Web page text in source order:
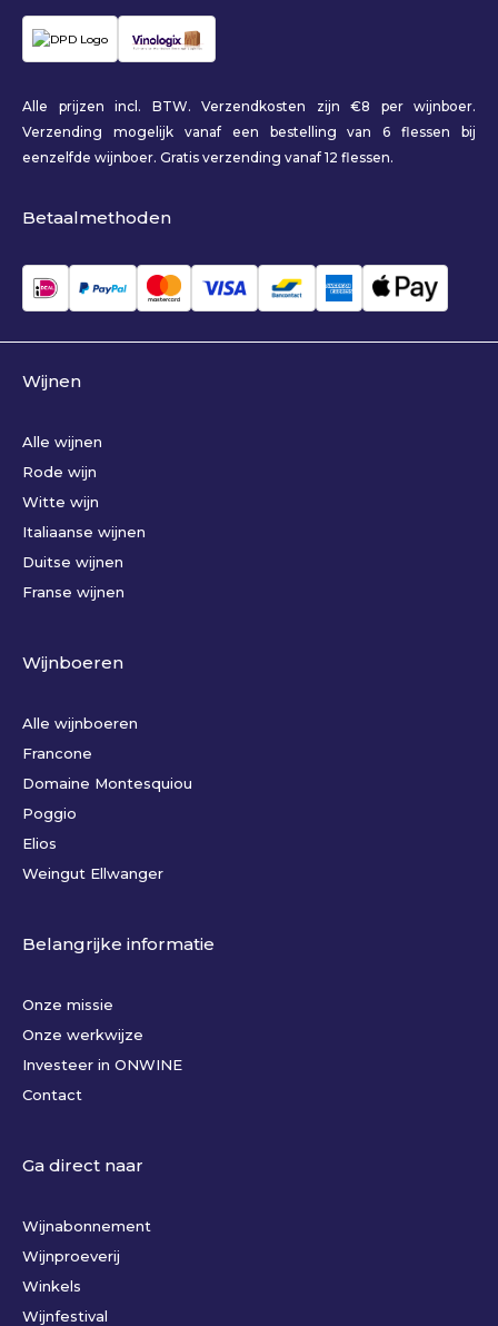
Alle prijzen incl. BTW. Verzendkosten zijn €8 per wijnboer.
Verzending mogelijk vanaf een bestelling van 6 flessen bij
eenzelfde wijnboer. Gratis verzending vanaf 12 flessen.
Betaalmethoden
Wijnen
Alle wijnen
Rode wijn
Witte wijn
Italiaanse wijnen
Duitse wijnen
Franse wijnen
Wijnboeren
Alle wijnboeren
Francone
Domaine Montesquiou
Poggio
Elios
Weingut Ellwanger
Belangrijke informatie
Onze missie
Onze werkwijze
Investeer in ONWINE
Contact
Ga direct naar
Wijnabonnement
Wijnproeverij
Winkels
Wijnfestival